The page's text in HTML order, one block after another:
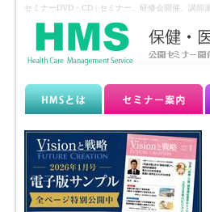
セミナーDVD・CD | セミナー、研修会開催、講